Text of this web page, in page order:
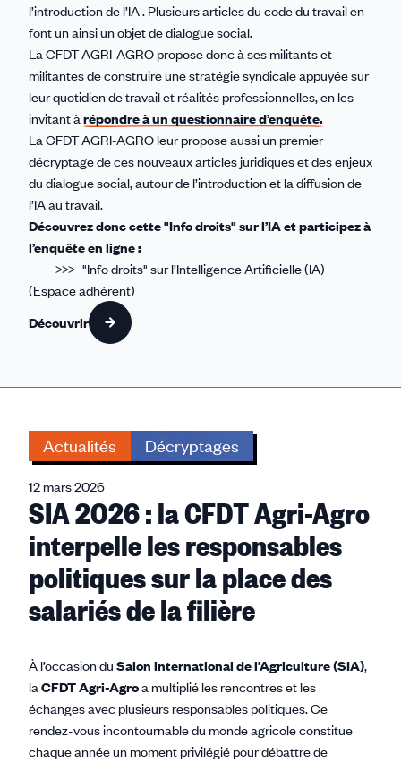
l’introduction de l’IA . Plusieurs articles du code du travail en
font un ainsi un objet de dialogue social.
La CFDT AGRI-AGRO propose donc à ses militants et
militantes de construire une stratégie syndicale appuyée sur
leur quotidien de travail et réalités professionnelles, en les
invitant àrépondre à un questionnaire d’enquête.
La CFDT AGRI-AGRO leur propose aussi un premier
décryptage de ces nouveaux articles juridiques et des enjeux
du dialogue social, autour de l’introduction et la diffusion de
l’IA au travail.
Découvrez donc cette "Info droits" sur l’IA et participez à
l’enquête en ligne :
>>> "Info droits" sur l’Intelligence Artificielle (IA)
(Espace adhérent)
Découvrir
Actualités Décryptages
12 mars 2026
SIA 2026 : la CFDT Agri-Agro
interpelle les responsables
politiques sur la place des
salariés de la filière
À l’occasion du Salon international de l’Agriculture (SIA),
laCFDT Agri-Agroa multiplié les rencontres et les
échanges avec plusieurs responsables politiques. Ce
rendez-vous incontournable du monde agricole constitue
chaque année un moment privilégié pour débattre de